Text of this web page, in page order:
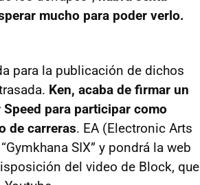
mucho para poder verlo.
para la publicación de dichos
Ken, acaba de firmar un
para participar como
de carreras. EA (Electronic Arts
SIX” y pondrá la web
del video de Block, que